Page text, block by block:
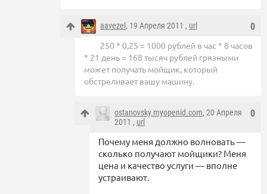
0
aavezel , 19 Апреля 2011 , url
250 * 0,25 = 1000 рублей в час * 8 часов
* 21 день = 168 тысяч рублей грязными
может получать мойщик, который
обстреливает вашу машину.
0
ostanovsky.myopenid.com, 20 Апреля
2011 , url
Почему меня должно волновать —
сколько получают мойщики? Меня
цена и качество услуги — вполне
устраивают.